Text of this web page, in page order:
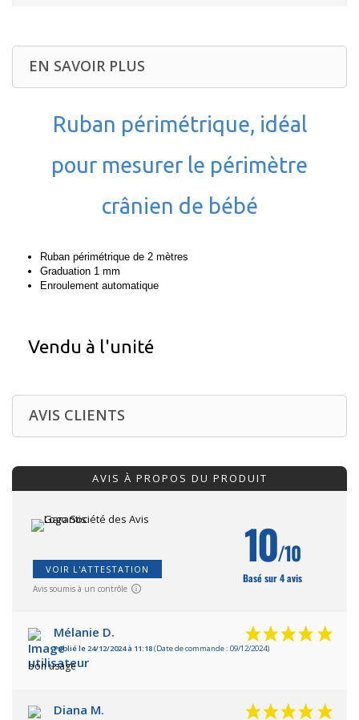
EN SAVOIR PLUS
Ruban périmétrique, idéal
pour mesurer le périmètre
crânien de bébé
Ruban périmétrique de 2 mètres
Graduation 1 mm
Enroulement automatique
Vendu à l'unité
AVIS CLIENTS
AVIS À PROPOS DU PRODUIT
VOIR L'ATTESTATION
Avis soumis à un contrôle
10/10
Basé sur 4 avis
Mélanie D.
Publié le 24/12/2024 à 11:18(Date de commande : 09/12/2024)
bon usage
Diana M.